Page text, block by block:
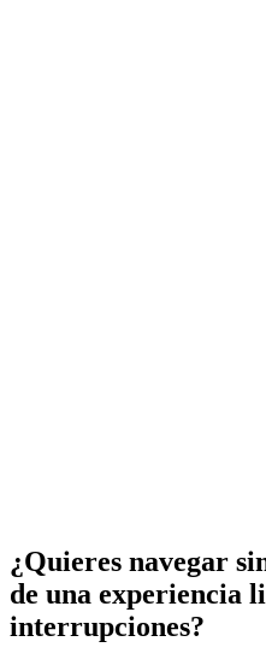
¿Quieres navegar
de una experiencia
interrupciones?